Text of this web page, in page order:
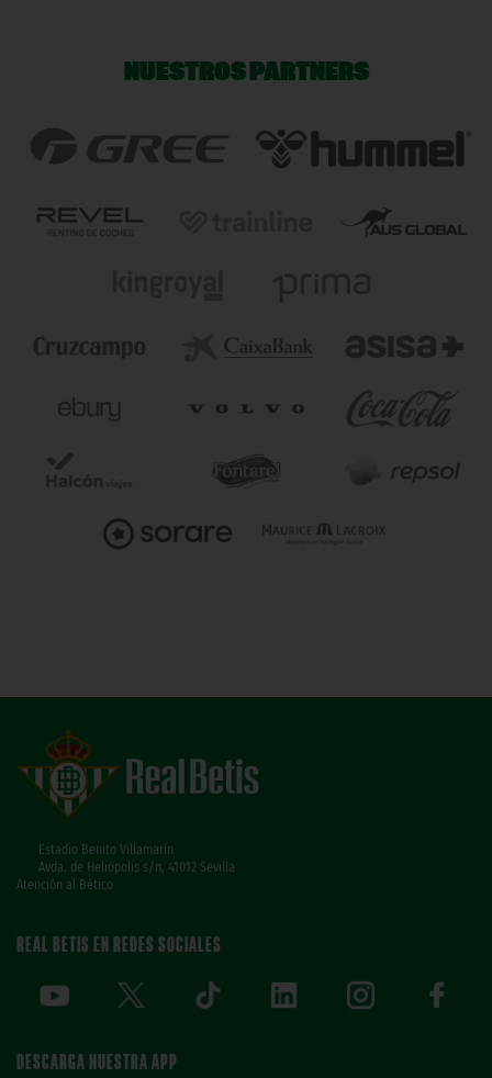
NUESTROS PARTNERS
Estadio Benito Villamarín
Avda. de Heliópolis s/n, 41012 Sevilla
Atención al Bético
REAL BETIS EN REDES SOCIALES
DESCARGA NUESTRA APP